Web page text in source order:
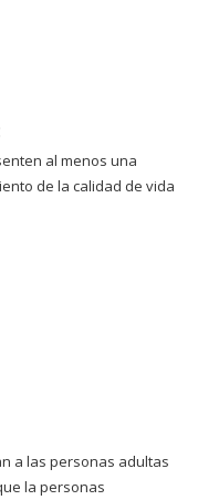
al menos una
de la calidad de vida
a las personas adultas
la personas